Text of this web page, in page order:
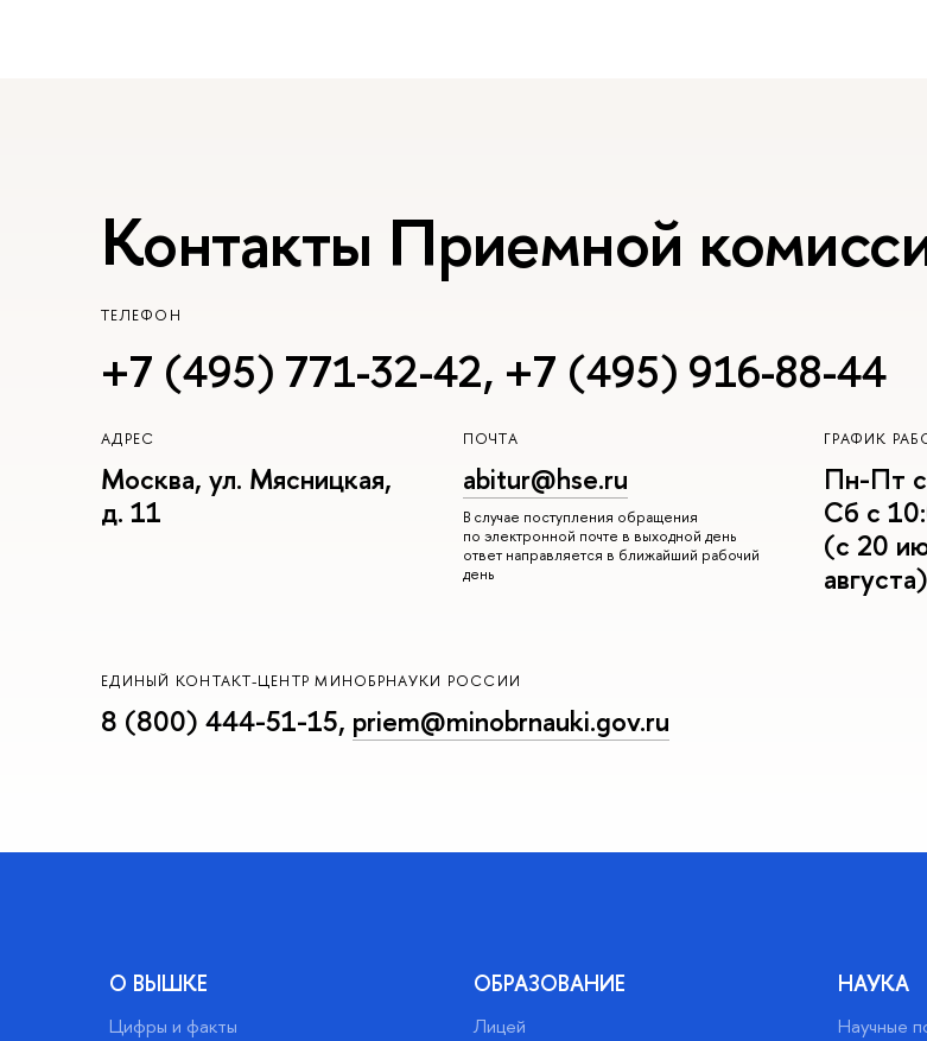
Контакты Приемной
ТЕЛЕФОН
+7 (495) 771-32-42, +7 (495) 916-88-44
АДРЕС
Москва, ул. Мясницкая,
д. 11
ПОЧТА
abitur@hse.ru
В случае поступления обращения
по электронной почте в выходной день
ответ направляется в ближайший рабочий
день
ГРАФИК
Пн-Пт
Сб с
(с 20
августа)
ЕДИНЫЙ КОНТАКТ-ЦЕНТР МИНОБРНАУКИ РОССИИ
8 (800) 444-51-15, priem@minobrnauki.gov.ru
О ВЫШКЕ
Цифры и факты
ОБРАЗОВАНИЕ
Лицей
НАУКА
Научные